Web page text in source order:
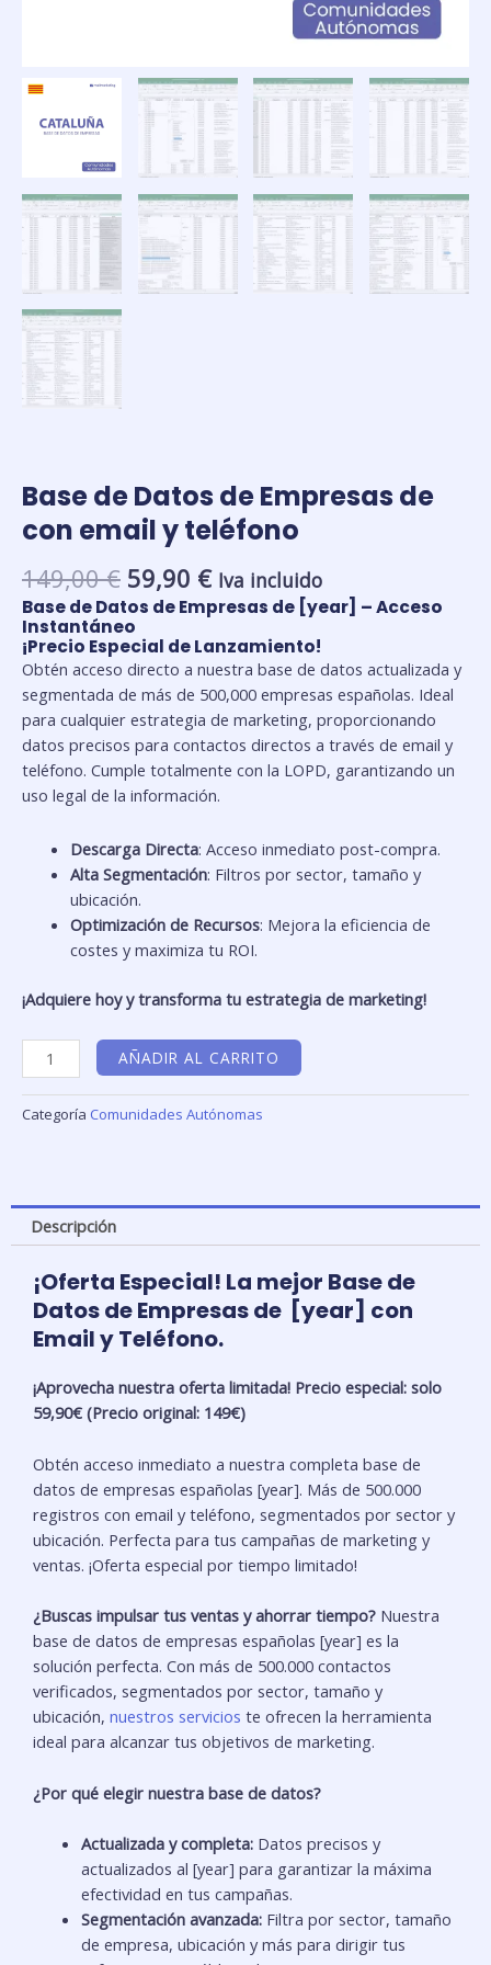
Base de Datos de Empresas de
con email y teléfono
149,00€ El
precio
original
era:
149,00 €.
59,90 €El
precio
es:
59,90 €.
Iva incluido
Base de Datos de Empresas de [year] – Acceso
Instantáneo
¡Precio Especial de Lanzamiento!
Obtén acceso directo a nuestra base de datos actualizada y
segmentada de más de 500,000 empresas españolas. Ideal
para cualquier estrategia de marketing, proporcionando
datos precisos para contactos directos a través de email y
teléfono. Cumple totalmente con la LOPD, garantizando un
uso legal de la información.
Descarga Directa: Acceso inmediato post-compra.
Alta Segmentación: Filtros por sector, tamaño y
ubicación.
Optimización de Recursos: Mejora la eficiencia de
costes y maximiza tu ROI.
¡Adquiere hoy y transforma tu estrategia de marketing!
Base
de
Datos
de
email
teléfono
Cataluña
cantidad
AÑADIR AL CARRITO
Categoría Comunidades Autónomas
Descripción
¡Oferta Especial! La mejor Base de
Datos de Empresas de [year] con
Email y Teléfono.
¡Aprovecha nuestra oferta limitada! Precio especial: solo
59,90€ (Precio original: 149€)
Obtén acceso inmediato a nuestra completa base de
datos de empresas españolas [year]. Más de 500.000
registros con email y teléfono, segmentados por sector y
ubicación. Perfecta para tus campañas de marketing y
ventas. ¡Oferta especial por tiempo limitado!
¿Buscas impulsar tus ventas y ahorrar tiempo? Nuestra
base de datos de empresas españolas [year] es la
solución perfecta. Con más de 500.000 contactos
verificados, segmentados por sector, tamaño y
ubicación, nuestros servicios te ofrecen la herramienta
ideal para alcanzar tus objetivos de marketing.
¿Por qué elegir nuestra base de datos?
Actualizada y completa:Datos precisos y
actualizados al [year] para garantizar la máxima
efectividad en tus campañas.
Segmentación avanzada:Filtra por sector, tamaño
de empresa, ubicación y más para dirigir tus